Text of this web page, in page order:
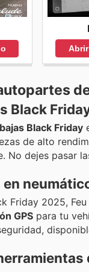
Black
Black Friday
de alto
No dejes pasar
Friday 2025,
GPS para tu